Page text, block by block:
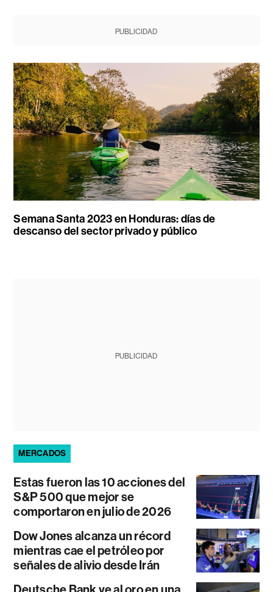
PUBLICIDAD
Semana Santa 2023 en Honduras: días de
descanso del sector privado y público
PUBLICIDAD
MERCADOS
Estas fueron las 10 acciones del
S&P 500 que mejor se
comportaron en julio de 2026
Dow Jones alcanza un récord
mientras cae el petróleo por
señales de alivio desde Irán